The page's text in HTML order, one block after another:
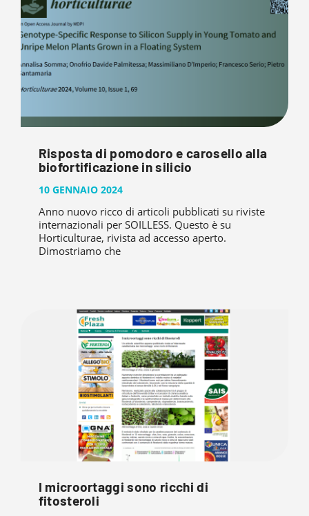
Risposta di pomodoro e carosello alla
biofortificazione in silicio
10 GENNAIO 2024
Anno nuovo ricco di articoli pubblicati su riviste
internazionali per SOILLESS. Questo è su
Horticulturae, rivista ad accesso aperto.
Dimostriamo che
I microortaggi sono ricchi di
fitosteroli